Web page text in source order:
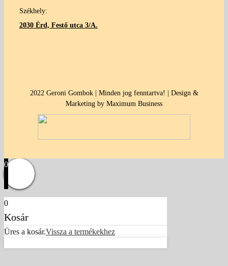
Székhely:
2030 Érd, Festő utca 3/A.
2022 Geroni Gombok | Minden jog fenntartva! | Design &
Marketing by Maximum Business
0
0
Kosár
Üres a kosár.Vissza a termékekhez